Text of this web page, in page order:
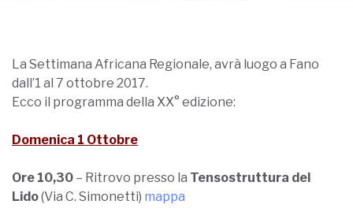
La Settimana Africana Regionale, avrà luogo a Fano
dall’1 al 7 ottobre 2017.
Ecco il programma della XX° edizione:
Domenica 1 Ottobre
Ore 10,30 – Ritrovo presso la Tensostruttura del
Lido(Via C. Simonetti) mappa